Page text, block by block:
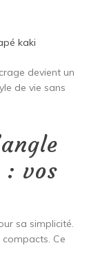
kaki
devient un
de vie sans
: vos
sa simplicité.
compacts. Ce